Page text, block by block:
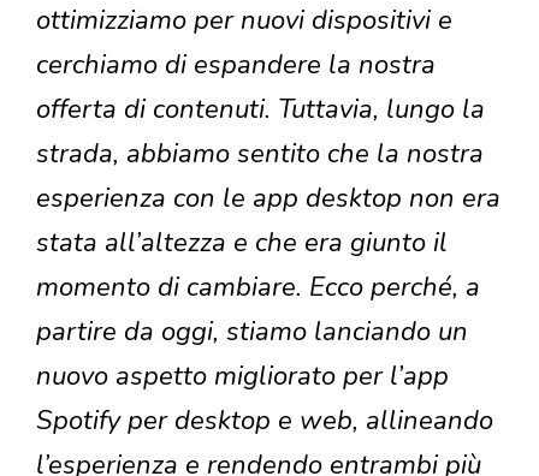
ottimizziamo per nuovi dispositivi e
cerchiamo di espandere la nostra
offerta di contenuti. Tuttavia, lungo la
strada, abbiamo sentito che la nostra
esperienza con le app desktop non era
stata all’altezza e che era giunto il
momento di cambiare. Ecco perché, a
partire da oggi, stiamo lanciando un
nuovo aspetto migliorato per l’app
Spotify per desktop e web, allineando
l’esperienza e rendendo entrambi più